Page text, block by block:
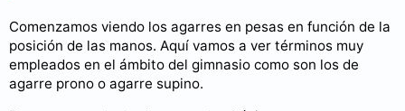
Comenzamos viendo los agarres en pesas en función de la
posición de las manos. Aquí vamos a ver términos muy
empleados en el ámbito del gimnasio como son los de
agarre prono o agarre supino.